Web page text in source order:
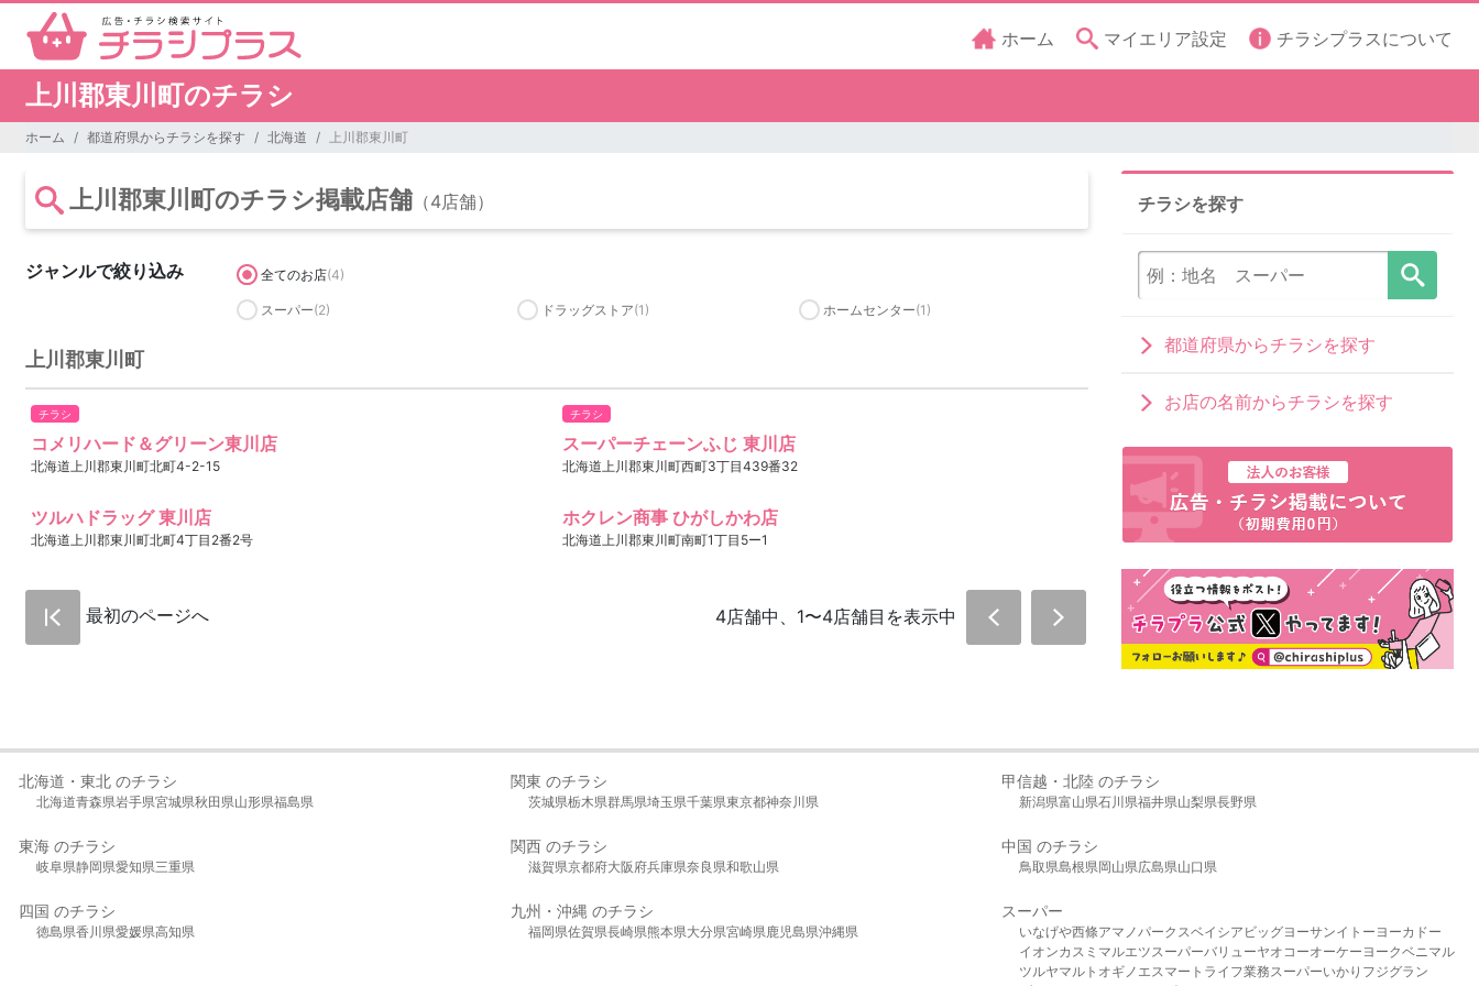
ホーム マイエリア設定 チラシプラスについて
上川郡東川町のチラシ
ホーム 都道府県からチラシを探す 北海道 上川郡東川町
上川郡東川町のチラシ掲載店舗 （4店舗）
ジャンルで絞り込み 全てのお店(4)
スーパー(2) ドラッグストア(1) ホームセンター(1)
上川郡東川町
チラシ
コメリハード＆グリーン東川店
北海道上川郡東川町北町4-2-15
チラシ
スーパーチェーンふじ 東川店
北海道上川郡東川町西町3丁目439番32
ツルハドラッグ 東川店
北海道上川郡東川町北町4丁目2番2号
ホクレン商事 ひがしかわ店
北海道上川郡東川町南町1丁目5ー1
最初のページへ 4店舗中、1〜4店舗目を表示中
チラシを探す
都道府県からチラシを探す
お店の名前からチラシを探す
北海道・東北 のチラシ
北海道青森県岩手県宮城県秋田県山形県福島県
関東 のチラシ
茨城県栃木県群馬県埼玉県千葉県東京都神奈川県
甲信越・北陸 のチラシ
新潟県富山県石川県福井県山梨県長野県
東海 のチラシ
岐阜県静岡県愛知県三重県
関西 のチラシ
滋賀県京都府大阪府兵庫県奈良県和歌山県
中国 のチラシ
鳥取県島根県岡山県広島県山口県
四国 のチラシ
徳島県香川県愛媛県高知県
九州・沖縄 のチラシ
福岡県佐賀県長崎県熊本県大分県宮崎県鹿児島県沖縄県
スーパー
いなげや西條アマノパークスベイシア ビッグヨーサンイトーヨーカドー
イオンカスミ マルエツスーパーバリューヤオコーオーケー ヨークベニマル
ツルヤマルト オギノ エスマート ライフ業務スーパーいかり フジグラン